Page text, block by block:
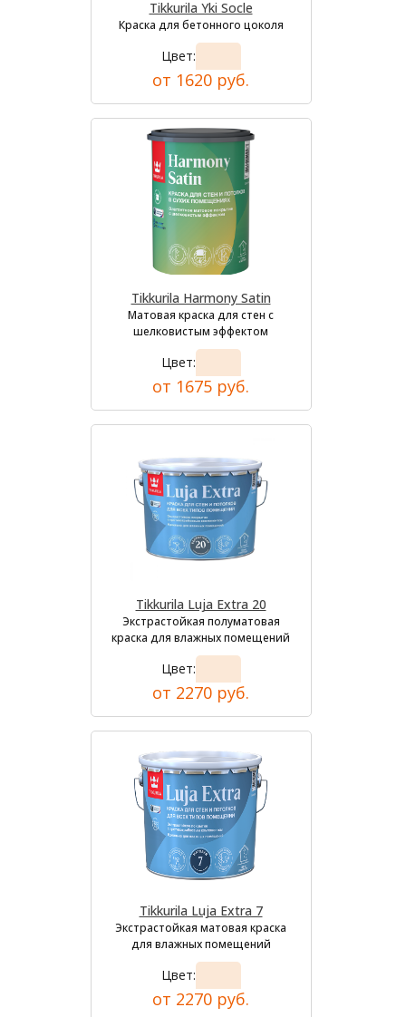
Tikkurila Yki Socle
Краска для бетонного цоколя
Цвет:
от 1620 руб.
Tikkurila Harmony Satin
Матовая краска для стен с
шелковистым эффектом
Цвет:
от 1675 руб.
Tikkurila Luja Extra 20
Экстрастойкая полуматовая
краска для влажных помещений
Цвет:
от 2270 руб.
Tikkurila Luja Extra 7
Экстрастойкая матовая краска
для влажных помещений
Цвет:
от 2270 руб.